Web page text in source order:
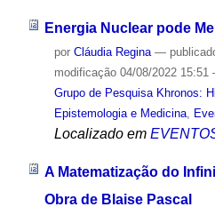
Energia Nuclear pode
por Cláudia Regina —
modificação04/08/2022 15:51
Grupo de Pesquisa Khronos:
Epistemologia e Medicina,
Localizado em
A Matematização do
Obra de Blaise Pascal